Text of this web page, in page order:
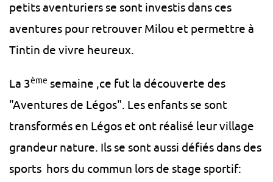
petits aventuriers se sont investis dans ces
aventures pour retrouver Milou et permettre à
Tintin de vivre heureux.
La 3ème semaine ,ce fut la découverte des
"Aventures de Légos". Les enfants se sont
transformés en Légos et ont réalisé leur village
grandeur nature. Ils se sont aussi défiés dans des
sports hors du commun lors de stage sportif: